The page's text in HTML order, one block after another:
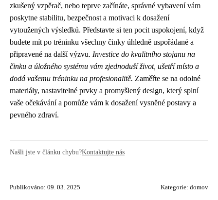
zkušený vzpěrač, nebo teprve začínáte, správné vybavení vám
poskytne stabilitu, bezpečnost a motivaci k dosažení
vytoužených výsledků. Představte si ten pocit uspokojení, když
budete mít po tréninku všechny činky úhledně uspořádané a
připravené na další výzvu. Investice do kvalitního stojanu na
činku a úložného systému vám zjednoduší život, ušetří místo a
dodá vašemu tréninku na profesionalitě. Zaměřte se na odolné
materiály, nastavitelné prvky a promyšlený design, který splní
vaše očekávání a pomůže vám k dosažení vysněné postavy a
pevného zdraví.
Našli jste v článku chybu?Kontaktujte nás
Publikováno: 09. 03. 2025 Kategorie: domov